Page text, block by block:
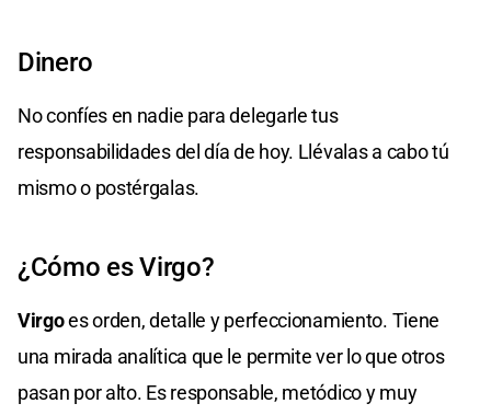
Dinero
No confíes en nadie para delegarle tus
responsabilidades del día de hoy. Llévalas a cabo tú
mismo o postérgalas.
¿Cómo es Virgo?
Virgoes orden, detalle y perfeccionamiento. Tiene
una mirada analítica que le permite ver lo que otros
pasan por alto. Es responsable, metódico y muy